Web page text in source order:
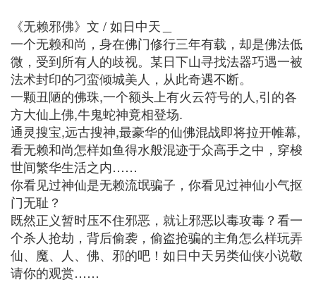
《无赖邪佛》文 / 如日中天＿
一个无赖和尚，身在佛门修行三年有载，却是佛法低
微，受到所有人的歧视。某日下山寻找法器巧遇一被
法术封印的刁蛮倾城美人，从此奇遇不断。
一颗丑陋的佛珠,一个额头上有火云符号的人,引的各
方大仙上佛,牛鬼蛇神竟相登场.
通灵搜宝,远古搜神,最豪华的仙佛混战即将拉开帷幕,
看无赖和尚怎样如鱼得水般混迹于众高手之中，穿梭
世间繁华生活之内……
你看见过神仙是无赖流氓骗子，你看见过神仙小气抠
门无耻？
既然正义暂时压不住邪恶，就让邪恶以毒攻毒？看一
个杀人抢劫，背后偷袭，偷盗抢骗的主角怎么样玩弄
仙、魔、人、佛、邪的吧！如日中天另类仙侠小说敬
请你的观赏……